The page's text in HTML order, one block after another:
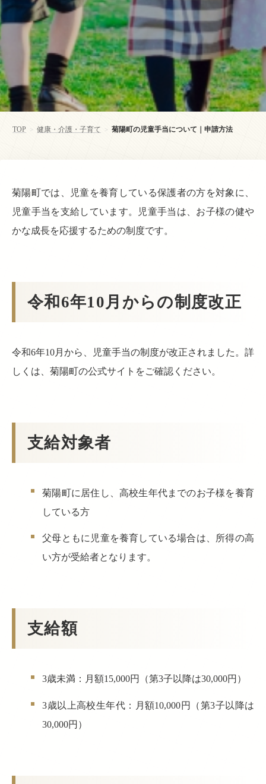
TOP > 健康・介護・子育て > 菊陽町の児童手当について｜申請方法
菊陽町では、児童を養育している保護者の方を対象に、
児童手当を支給しています。児童手当は、お子様の健や
かな成長を応援するための制度です。
令和6年10月からの制度改正
令和6年10月から、児童手当の制度が改正されました。詳
しくは、菊陽町の公式サイトをご確認ください。
支給対象者
菊陽町に居住し、高校生年代までのお子様を養育
している方
父母ともに児童を養育している場合は、所得の高
い方が受給者となります。
支給額
3歳未満：月額15,000円（第3子以降は30,000円）
3歳以上高校生年代：月額10,000円（第3子以降は
30,000円）